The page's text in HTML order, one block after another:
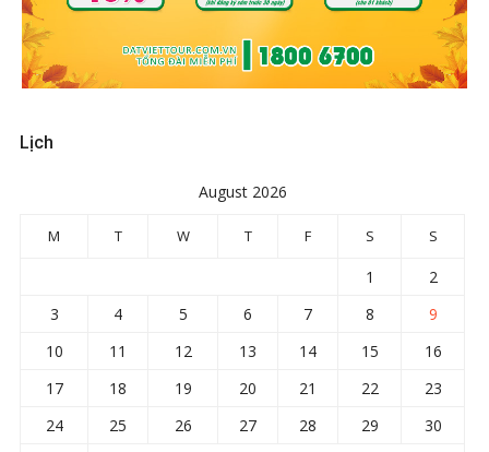
Lịch
August 2026
M T W T F S S
1
2
3
4 5 6 7 8
9
10
11 12 13 14 15
16
17
18 19 20 21 22
23
24
25 26 27 28 29
30